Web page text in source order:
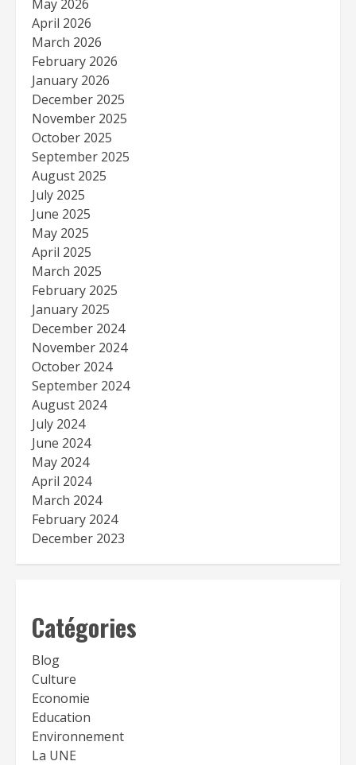
May 2026
April 2026
March 2026
February 2026
January 2026
December 2025
November 2025
October 2025
September 2025
August 2025
July 2025
June 2025
May 2025
April 2025
March 2025
February 2025
January 2025
December 2024
November 2024
October 2024
September 2024
August 2024
July 2024
June 2024
May 2024
April 2024
March 2024
February 2024
December 2023
Catégories
Blog
Culture
Economie
Education
Environnement
La UNE